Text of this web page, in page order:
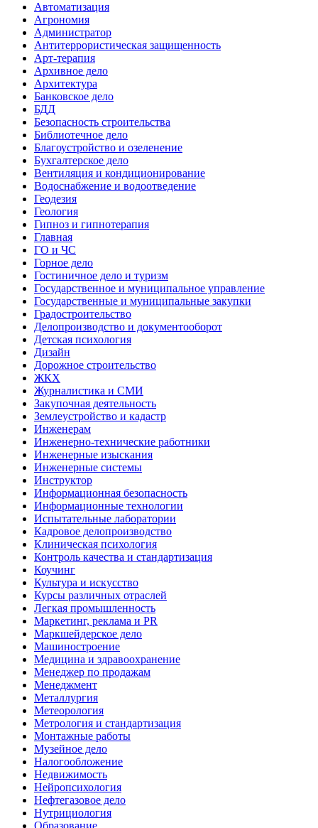
Автоматизация
Агрономия
Администратор
Антитеррористическая защищенность
Арт-терапия
Архивное дело
Архитектура
Банковское дело
БДД
Безопасность строительства
Библиотечное дело
Благоустройство и озеленение
Бухгалтерское дело
Вентиляция и кондиционирование
Водоснабжение и водоотведение
Геодезия
Геология
Гипноз и гипнотерапия
Главная
ГО и ЧС
Горное дело
Гостиничное дело и туризм
Государственное и муниципальное управление
Государственные и муниципальные закупки
Градостроительство
Делопроизводство и документооборот
Детская психология
Дизайн
Дорожное строительство
ЖКХ
Журналистика и СМИ
Закупочная деятельность
Землеустройство и кадастр
Инженерам
Инженерно-технические работники
Инженерные изыскания
Инженерные системы
Инструктор
Информационная безопасность
Информационные технологии
Испытательные лаборатории
Кадровое делопроизводство
Клиническая психология
Контроль качества и стандартизация
Коучинг
Культура и искусство
Курсы различных отраслей
Легкая промышленность
Маркетинг, реклама и PR
Маркшейдерское дело
Машиностроение
Медицина и здравоохранение
Менеджер по продажам
Менеджмент
Металлургия
Метеорология
Метрология и стандартизация
Монтажные работы
Музейное дело
Налогообложение
Недвижимость
Нейропсихология
Нефтегазовое дело
Нутрициология
Образование